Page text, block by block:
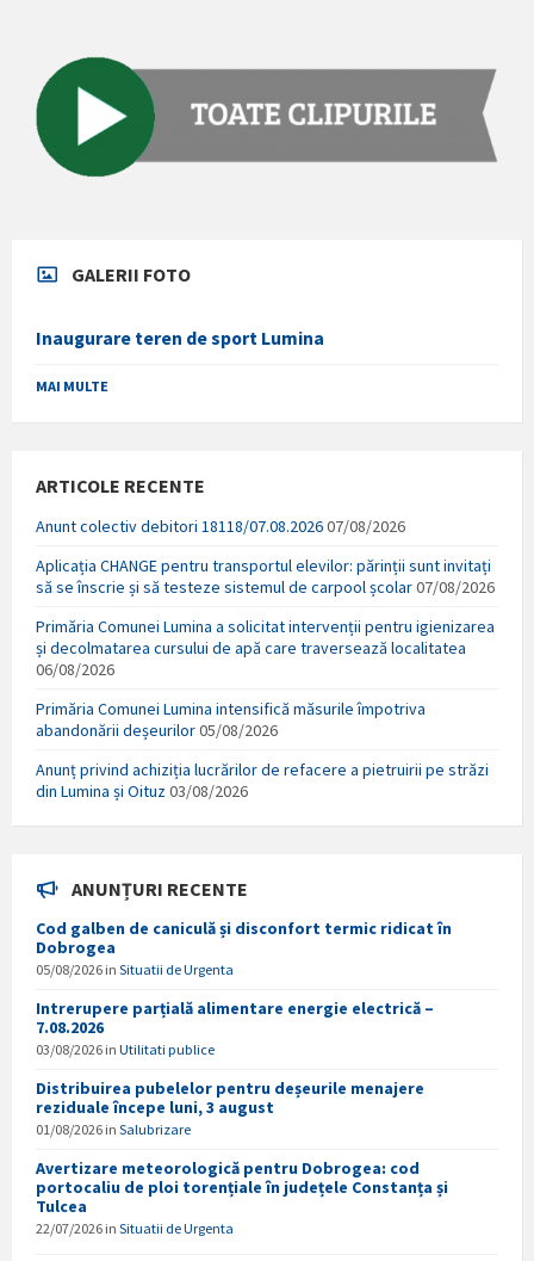
GALERII FOTO
Inaugurare teren de sport Lumina
MAI MULTE
ARTICOLE RECENTE
Anunt colectiv debitori 18118/07.08.202607/08/2026
Aplicația CHANGE pentru transportul elevilor: părinții sunt invitați
să se înscrie și să testeze sistemul de carpool școlar07/08/2026
Primăria Comunei Lumina a solicitat intervenții pentru igienizarea
și decolmatarea cursului de apă care traversează localitatea
06/08/2026
Primăria Comunei Lumina intensifică măsurile împotriva
abandonării deșeurilor05/08/2026
Anunț privind achiziția lucrărilor de refacere a pietruirii pe străzi
din Lumina și Oituz03/08/2026
ANUNȚURI RECENTE
Cod galben de caniculă și disconfort termic ridicat în
Dobrogea
05/08/2026 in Situatii de Urgenta
Intrerupere parțială alimentare energie electrică –
7.08.2026
03/08/2026 in Utilitati publice
Distribuirea pubelelor pentru deșeurile menajere
reziduale începe luni, 3 august
01/08/2026 in Salubrizare
Avertizare meteorologică pentru Dobrogea: cod
portocaliu de ploi torențiale în județele Constanța și
Tulcea
22/07/2026 in Situatii de Urgenta